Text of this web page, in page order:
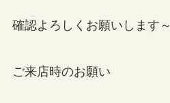
確認よろしくお願いします～
ご来店時のお願い